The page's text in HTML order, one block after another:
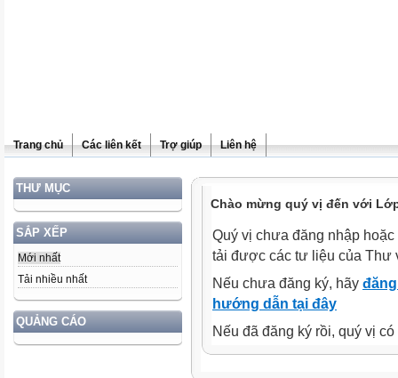
Trang chủ Các liên kết Trợ giúp Liên hệ
THƯ MỤC
SẮP XẾP
Mới nhất
Tải nhiều nhất
QUẢNG CÁO
Chào mừng quý vị đến với
Quý vị chưa đăng nhập
tải được các tư liệu của Thư
Nếu chưa đăng ký, hãy
hướng dẫn tại đây
Nếu đã đăng ký rồi, quý vị